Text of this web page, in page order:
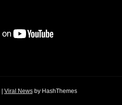
| Viral Newsby HashThemes